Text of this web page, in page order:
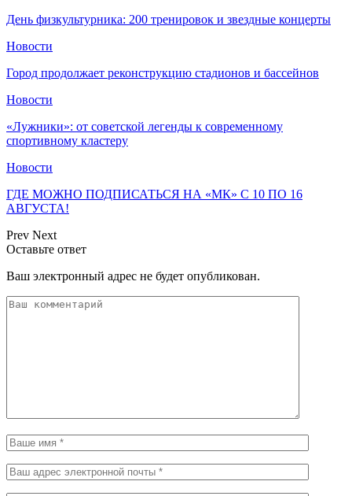
День физкультурника: 200 тренировок и звездные концерты
Новости
Город продолжает реконструкцию стадионов и бассейнов
Новости
«Лужники»: от советской легенды к современному
спортивному кластеру
Новости
ГДЕ МОЖНО ПОДПИСАТЬСЯ НА «МК» С 10 ПО 16
АВГУСТА!
Prev Next
Оставьте ответ
Ваш электронный адрес не будет опубликован.